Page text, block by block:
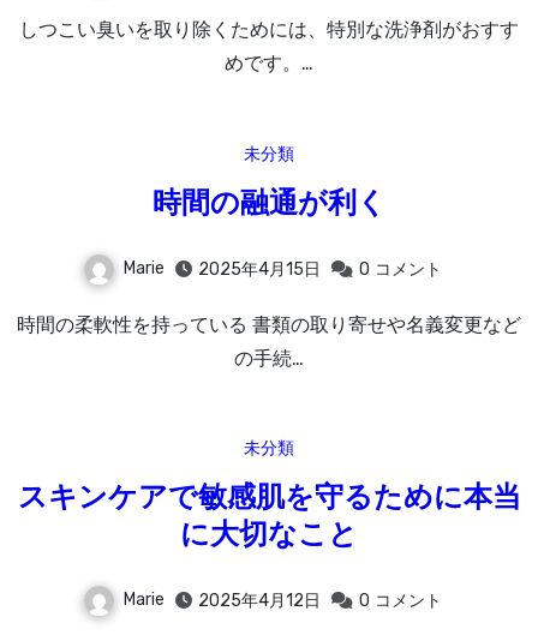
しつこい臭いを取り除くためには、特別な洗浄剤がおすす
めです。…
未分類
時間の融通が利く
Marie 2025年4月15日 0 コメント
時間の柔軟性を持っている 書類の取り寄せや名義変更など
の手続…
未分類
スキンケアで敏感肌を守るために本当
に大切なこと
Marie 2025年4月12日 0 コメント